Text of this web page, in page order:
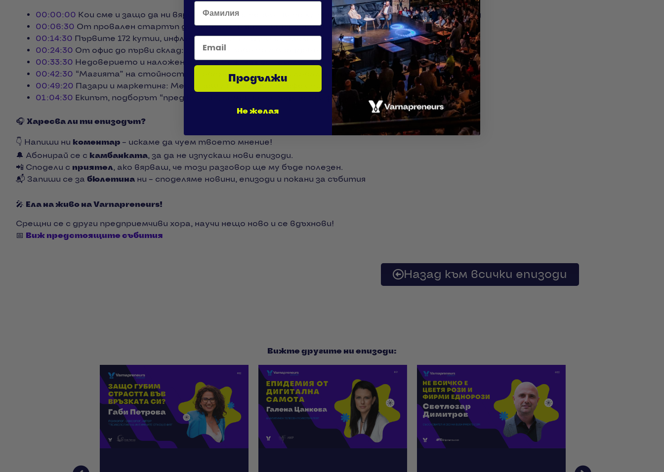
00:00:00 Кои сме и защо да ни вярват: от “мистериозните кутии” до планиране 6–7 месеца напред
00:06:30 От провален стартъп до Bellebox: инвестиция, грешки и завоя към абонаментни кутии
00:14:30 Първите 172 кутии, инфлуенсър старт (Диона, Алекс) и логистичните уроци
00:24:30 От офис до първи склад: директна работа с брандове и скалиране на операциите
00:33:30 Недоверието и наложеният платеж: как се печели пазарът (и какво струва)
00:42:30 “Магията” на стойността: обеми, преговори с глобални брандове и 42К×5 продукта
00:49:20 Пазари и маркетинг: Meta срещу инфлуенсъри, ефектът TEMU и бюджетите
01:04:30 Екипът, подборът “пред всички”, семейната подкрепа и финалът (“не съм self-made”)
🎧 Харесва ли ти епизодът?
👇 Напиши ни коментар – искаме да чуем твоето мнение!
🔔 Абонирай се с камбанката, за да не изпускаш нови епизоди.
📲 Сподели с приятел, ако вярваш, че този разговор ще му бъде полезен.
📬 Запиши се за бюлетина ни – споделяме новини, епизоди и покани за събития
🎤 Ела на живо на Varnapreneurs!
Срещни се с други предприемчиви хора, научи нещо ново и се вдъхнови!
📅 Виж предстоящите събития
Назад към всички епизоди
Вижте другите ни епизоди:
Фамилия
Email
Продължи
Не желая